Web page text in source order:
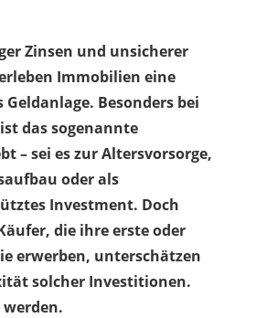
Zinsen und unsicherer
Immobilien eine
Geldanlage. Besonders bei
das sogenannte
– sei es zur Altersvorsorge,
oder als
Investment. Doch
die ihre erste oder
erwerben, unterschätzen
solcher Investitionen.